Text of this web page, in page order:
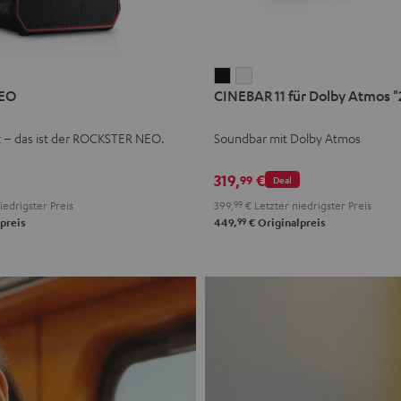
– das ist der ROCKSTER NEO.
Preis
11
Dolby
"2.1-
Set"
Schwarz
11
Dolby
"2.1-
Set"
Weiß
CINEBAR 11 für Dolby Atmos
Soundbar mit Dolby Atmos
Deal
319,99 €
399, 99 € Letzter niedrigster Preis
449,99 € Originalpreis